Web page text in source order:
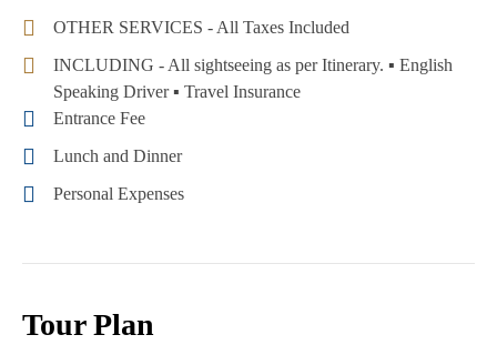
OTHER SERVICES - All Taxes Included
INCLUDING - All sightseeing as per Itinerary. ▪ English
Speaking Driver ▪ Travel Insurance
Entrance Fee
Lunch and Dinner
Personal Expenses
Tour Plan